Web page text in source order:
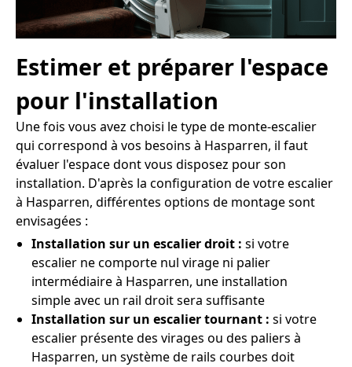
Estimer et préparer l'espace
pour l'installation
Une fois vous avez choisi le type de monte-escalier
qui correspond à vos besoins à Hasparren, il faut
évaluer l'espace dont vous disposez pour son
installation. D'après la configuration de votre escalier
à Hasparren, différentes options de montage sont
envisagées :
Installation sur un escalier droit : si votre
escalier ne comporte nul virage ni palier
intermédiaire à Hasparren, une installation
simple avec un rail droit sera suffisante
Installation sur un escalier tournant : si votre
escalier présente des virages ou des paliers à
Hasparren, un système de rails courbes doit